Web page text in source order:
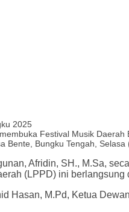
Festival Musik
Bente, Bungku Tengah, Selasa
Afridin, SH., M.Sa,
(LPPD) ini
Hasan, M.Pd, Ketua